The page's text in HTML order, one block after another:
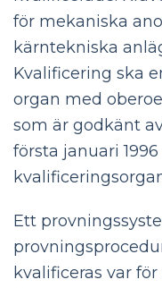
för mekaniska
kärntekniska
Kvalificering ska
organ med
som är godkänt
första januari
Ett
kvalificeras var